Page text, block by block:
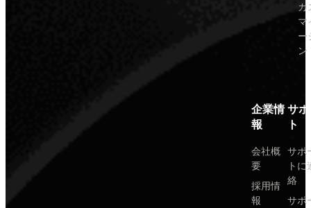
カ
マ
ー
ン
企業情
報
会社概
要
採用情
報
サ
ト
サポ
トに
絡
サポ